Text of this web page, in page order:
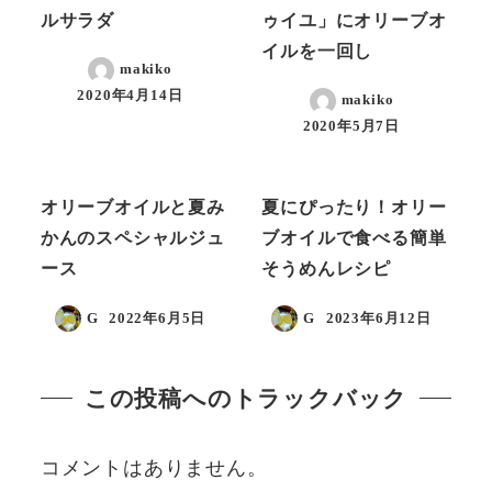
ルサラダ
makiko
2020年4月14日
ゥイユ」にオリーブオ
イルを一回し
makiko
2020年5月7日
オリーブオイルと夏み
かんのスペシャルジュ
ース
G 2022年6月5日
夏にぴったり！オリー
ブオイルで食べる簡単
そうめんレシピ
G 2023年6月12日
この投稿へのトラックバック
コメントはありません。